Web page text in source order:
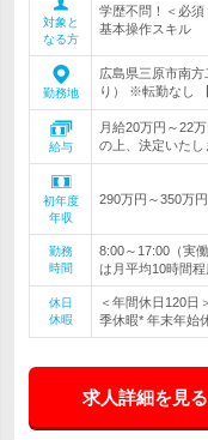
対象と
なる方
学歴不問！＜必
基本操作スキル
勤務地
広島県三原市南
り） ※転勤なし
給与
月給20万円～22
の上、決定いた
初年度
年収
290万円～350万円
勤務
時間
8:00～17:00（実
は月平均10時間
休日
休暇
＜年間休日120日
季休暇* 年末年始
求人詳細を見る